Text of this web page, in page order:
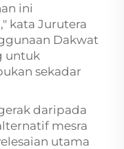
ini
kata Jurutera
Dakwat
untuk
sekadar
daripada
mesra
utama